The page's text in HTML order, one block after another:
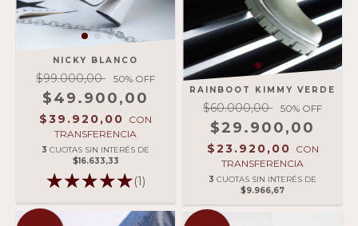
NICKY BLANCO
$99.000,00 50% OFF
$49.900,00
$39.920,00 CON
TRANSFERENCIA
3 CUOTAS SIN INTERÉS DE
$16.633,33
(1)
RAINBOOT KIMMY VERDE
$60.000,00 50% OFF
$29.900,00
$23.920,00 CON
TRANSFERENCIA
3 CUOTAS SIN INTERÉS DE
$9.966,67